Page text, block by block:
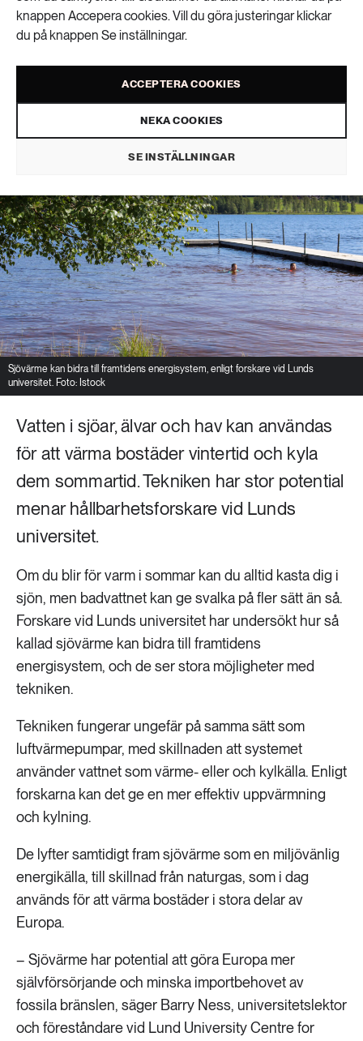
knappen Accepera cookies. Vill du göra justeringar klickar
du på knappen Se inställningar.
ACCEPTERA COOKIES
NEKA COOKIES
SE INSTÄLLNINGAR
svalka på oväntat sätt
1 KLIMAT
Sjövärme kan bidra till framtidens energisystem, enligt forskare vid Lunds
universitet. Foto: Istock
Vatten i sjöar, älvar och hav kan användas
för att värma bostäder vintertid och kyla
dem sommartid. Tekniken har stor potential
menar hållbarhetsforskare vid Lunds
universitet.
Om du blir för varm i sommar kan du alltid kasta dig i
sjön, men badvattnet kan ge svalka på fler sätt än så.
Forskare vid Lunds universitet har undersökt hur så
kallad sjövärme kan bidra till framtidens
energisystem, och de ser stora möjligheter med
tekniken.
Tekniken fungerar ungefär på samma sätt som
luftvärmepumpar, med skillnaden att systemet
använder vattnet som värme- eller och kylkälla. Enligt
forskarna kan det ge en mer effektiv uppvärmning
och kylning.
De lyfter samtidigt fram sjövärme som en miljövänlig
energikälla, till skillnad från naturgas, som i dag
används för att värma bostäder i stora delar av
Europa.
– Sjövärme har potential att göra Europa mer
självförsörjande och minska importbehovet av
fossila bränslen, säger Barry Ness, universitetslektor
och föreståndare vid Lund University Centre for